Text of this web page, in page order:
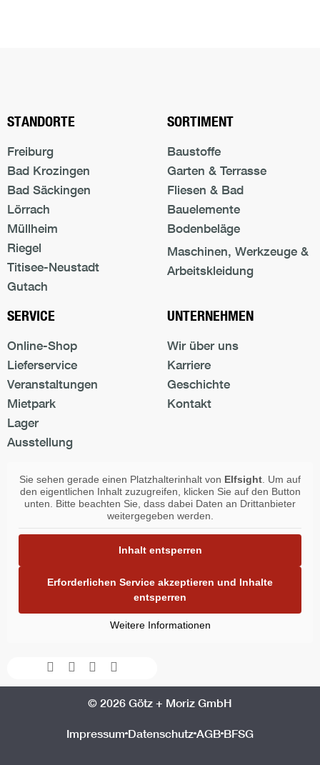
STANDORTE
Freiburg
Bad Krozingen
Bad Säckingen
Lörrach
Müllheim
Riegel
Titisee-Neustadt
Gutach
SORTIMENT
Baustoffe
Garten & Terrasse
Fliesen & Bad
Bauelemente
Bodenbeläge
Maschinen, Werkzeuge &
Arbeitskleidung
SERVICE
Online-Shop
Lieferservice
Veranstaltungen
Mietpark
Lager
Ausstellung
UNTERNEHMEN
Wir über uns
Karriere
Geschichte
Kontakt
Sie sehen gerade einen Platzhalterinhalt von Elfsight . Um auf
den eigentlichen Inhalt zuzugreifen, klicken Sie auf den Button
unten. Bitte beachten Sie, dass dabei Daten an Drittanbieter
weitergegeben werden.
Inhalt entsperren
Erforderlichen Service akzeptieren und Inhalte
entsperren
Weitere Informationen
Facebook-
f
Instagram
YoutubeEnvelope
© 2026 Götz + Moriz GmbH
Impressum Datenschutz AGB BFSG